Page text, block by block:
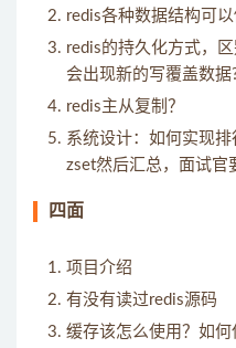
redis各种数据结构可
redis的持久化方式，
会出现新的写覆盖数据
redis主从复制？
系统设计：如何实现
zset然后汇总，面试官
四面
项目介绍
有没有读过redis源码
缓存该怎么使用？如何